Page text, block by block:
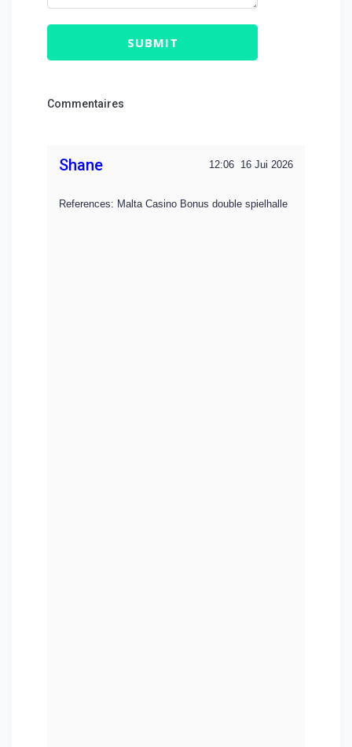
SUBMIT
Commentaires
16 Jui 2026
12:06
Shane
References: Malta Casino Bonus double spielhalle